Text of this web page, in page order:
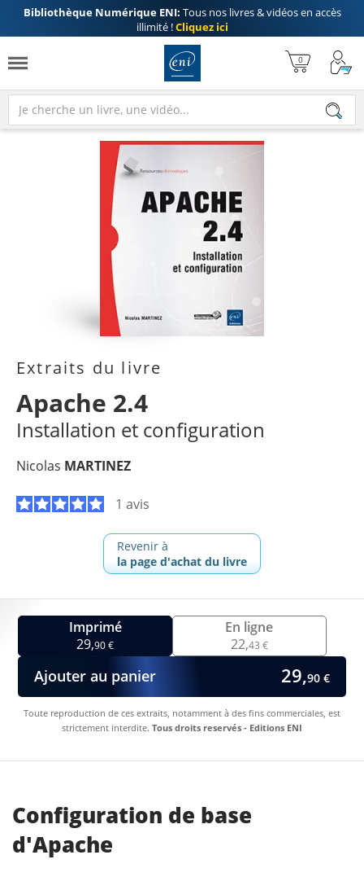
Bibliothèque Numérique ENI: Tous nos livres & vidéos en accès
illimité !Cliquez ici
Extraits du livre
Apache 2.4
Installation et configuration
Nicolas MARTINEZ
1 avis
Revenir à
la page d'achat du livre
Imprimé
29,90 €
En ligne
22,43 €
Ajouter au panier 29,90 €
Toute reproduction de ces extraits, notamment à des fins commerciales, est
strictement interdite. Tous droits reservés - Editions ENI
Configuration de base
d'Apache